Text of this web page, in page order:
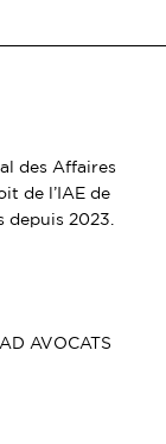
des Affaires
de l’IAE de
depuis 2023.
AVOCATS